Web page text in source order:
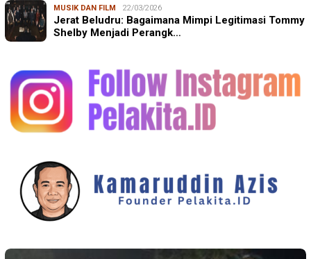
MUSIK DAN FILM 22/03/2026
Jerat Beludru: Bagaimana Mimpi Legitimasi Tommy
Shelby Menjadi Perangk…